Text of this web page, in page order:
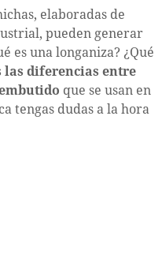
elaboradas de
pueden generar
es una longaniza? ¿Qué
las diferencias entre
que se usan en
tengas dudas a la hora